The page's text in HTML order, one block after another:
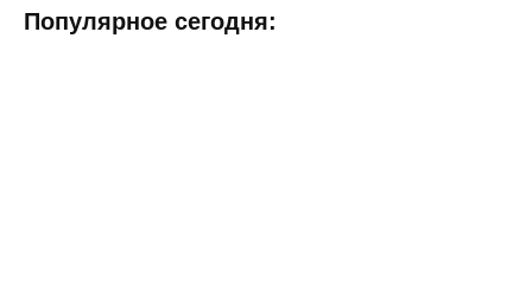
Популярное сегодня: